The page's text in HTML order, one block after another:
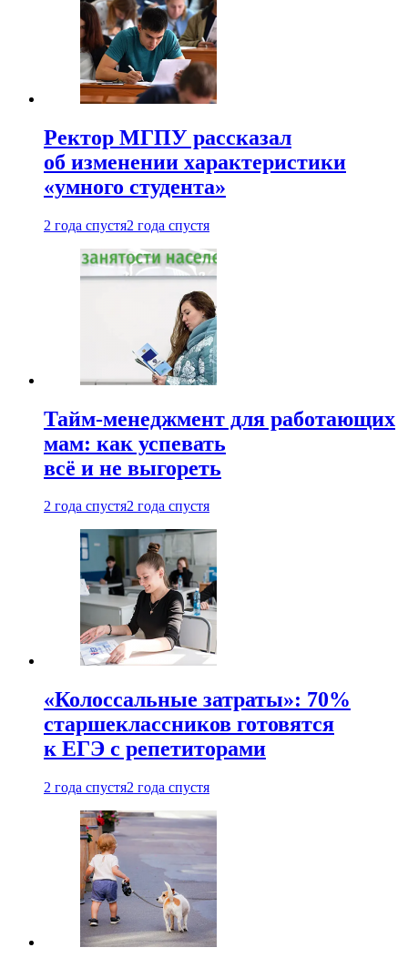
Ректор МГПУ рассказал
об изменении характеристики
«умного студента»
2 года спустя2 года спустя
Тайм-менеджмент для работающих
мам: как успевать
всё и не выгореть
2 года спустя2 года спустя
«Колоссальные затраты»: 70%
старшеклассников готовятся
к ЕГЭ с репетиторами
2 года спустя2 года спустя